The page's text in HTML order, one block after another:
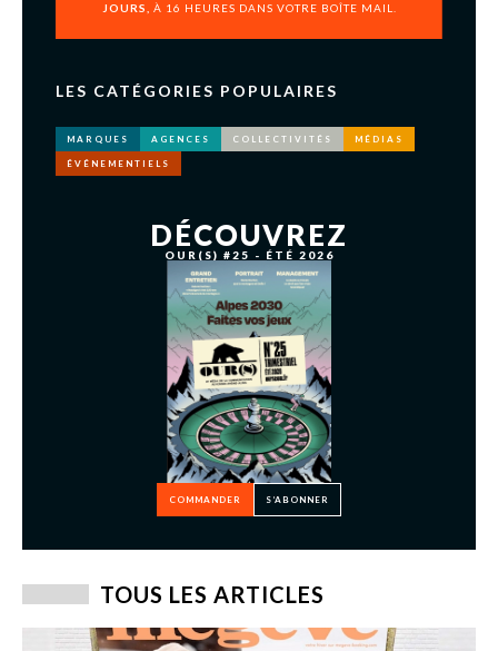
JOURS,
À 16 HEURES DANS VOTRE BOÎTE MAIL.
LES CATÉGORIES POPULAIRES
MARQUES AGENCES COLLECTIVITÉS MÉDIAS
ÉVÉNEMENTIELS
DÉCOUVREZ
OUR(S) #25 - ÉTÉ 2026
COMMANDER S’ABONNER
TOUS LES ARTICLES